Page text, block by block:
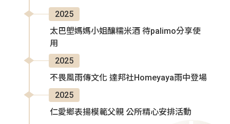
2025
太巴塱媽媽小姐釀糯米酒 待palimo分享使
用
2025
不畏風雨傳文化 達邦社Homeyaya雨中登場
2025
仁愛鄉表揚模範父親 公所精心安排活動